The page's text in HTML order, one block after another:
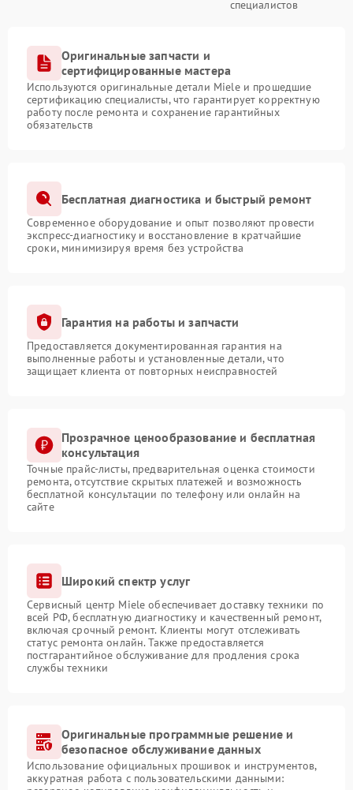
специалистов
Оригинальные запчасти и
сертифицированные мастера
Используются оригинальные детали Miele и прошедшие
сертификацию специалисты, что гарантирует корректную
работу после ремонта и сохранение гарантийных
обязательств
Бесплатная диагностика и быстрый ремонт
Современное оборудование и опыт позволяют провести
экспресс-диагностику и восстановление в кратчайшие
сроки, минимизируя время без устройства
Гарантия на работы и запчасти
Предоставляется документированная гарантия на
выполненные работы и установленные детали, что
защищает клиента от повторных неисправностей
Прозрачное ценообразование и бесплатная
консультация
Точные прайс-листы, предварительная оценка стоимости
ремонта, отсутствие скрытых платежей и возможность
бесплатной консультации по телефону или онлайн на
сайте
Широкий спектр услуг
Сервисный центр Miele обеспечивает доставку техники по
всей РФ, бесплатную диагностику и качественный ремонт,
включая срочный ремонт. Клиенты могут отслеживать
статус ремонта онлайн. Также предоставляется
постгарантийное обслуживание для продления срока
службы техники
Оригинальные программные решение и
безопасное обслуживание данных
Использование официальных прошивок и инструментов,
аккуратная работа с пользовательскими данными: